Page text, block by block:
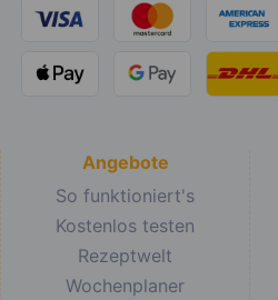
Angebote
So funktioniert's
Kostenlos testen
Rezeptwelt
Wochenplaner